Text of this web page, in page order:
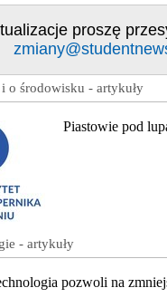
proszę
o środowisku - artykuły
Piastowie pod
- artykuły
pozwoli na